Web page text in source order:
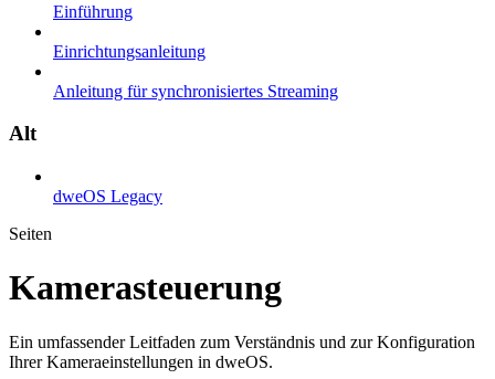
Einführung
Einrichtungsanleitung
Anleitung für synchronisiertes Streaming
Alt
dweOS Legacy
Seiten
Kamerasteuerung
Ein umfassender Leitfaden zum Verständnis und zur Konfiguration
Ihrer Kameraeinstellungen in dweOS.